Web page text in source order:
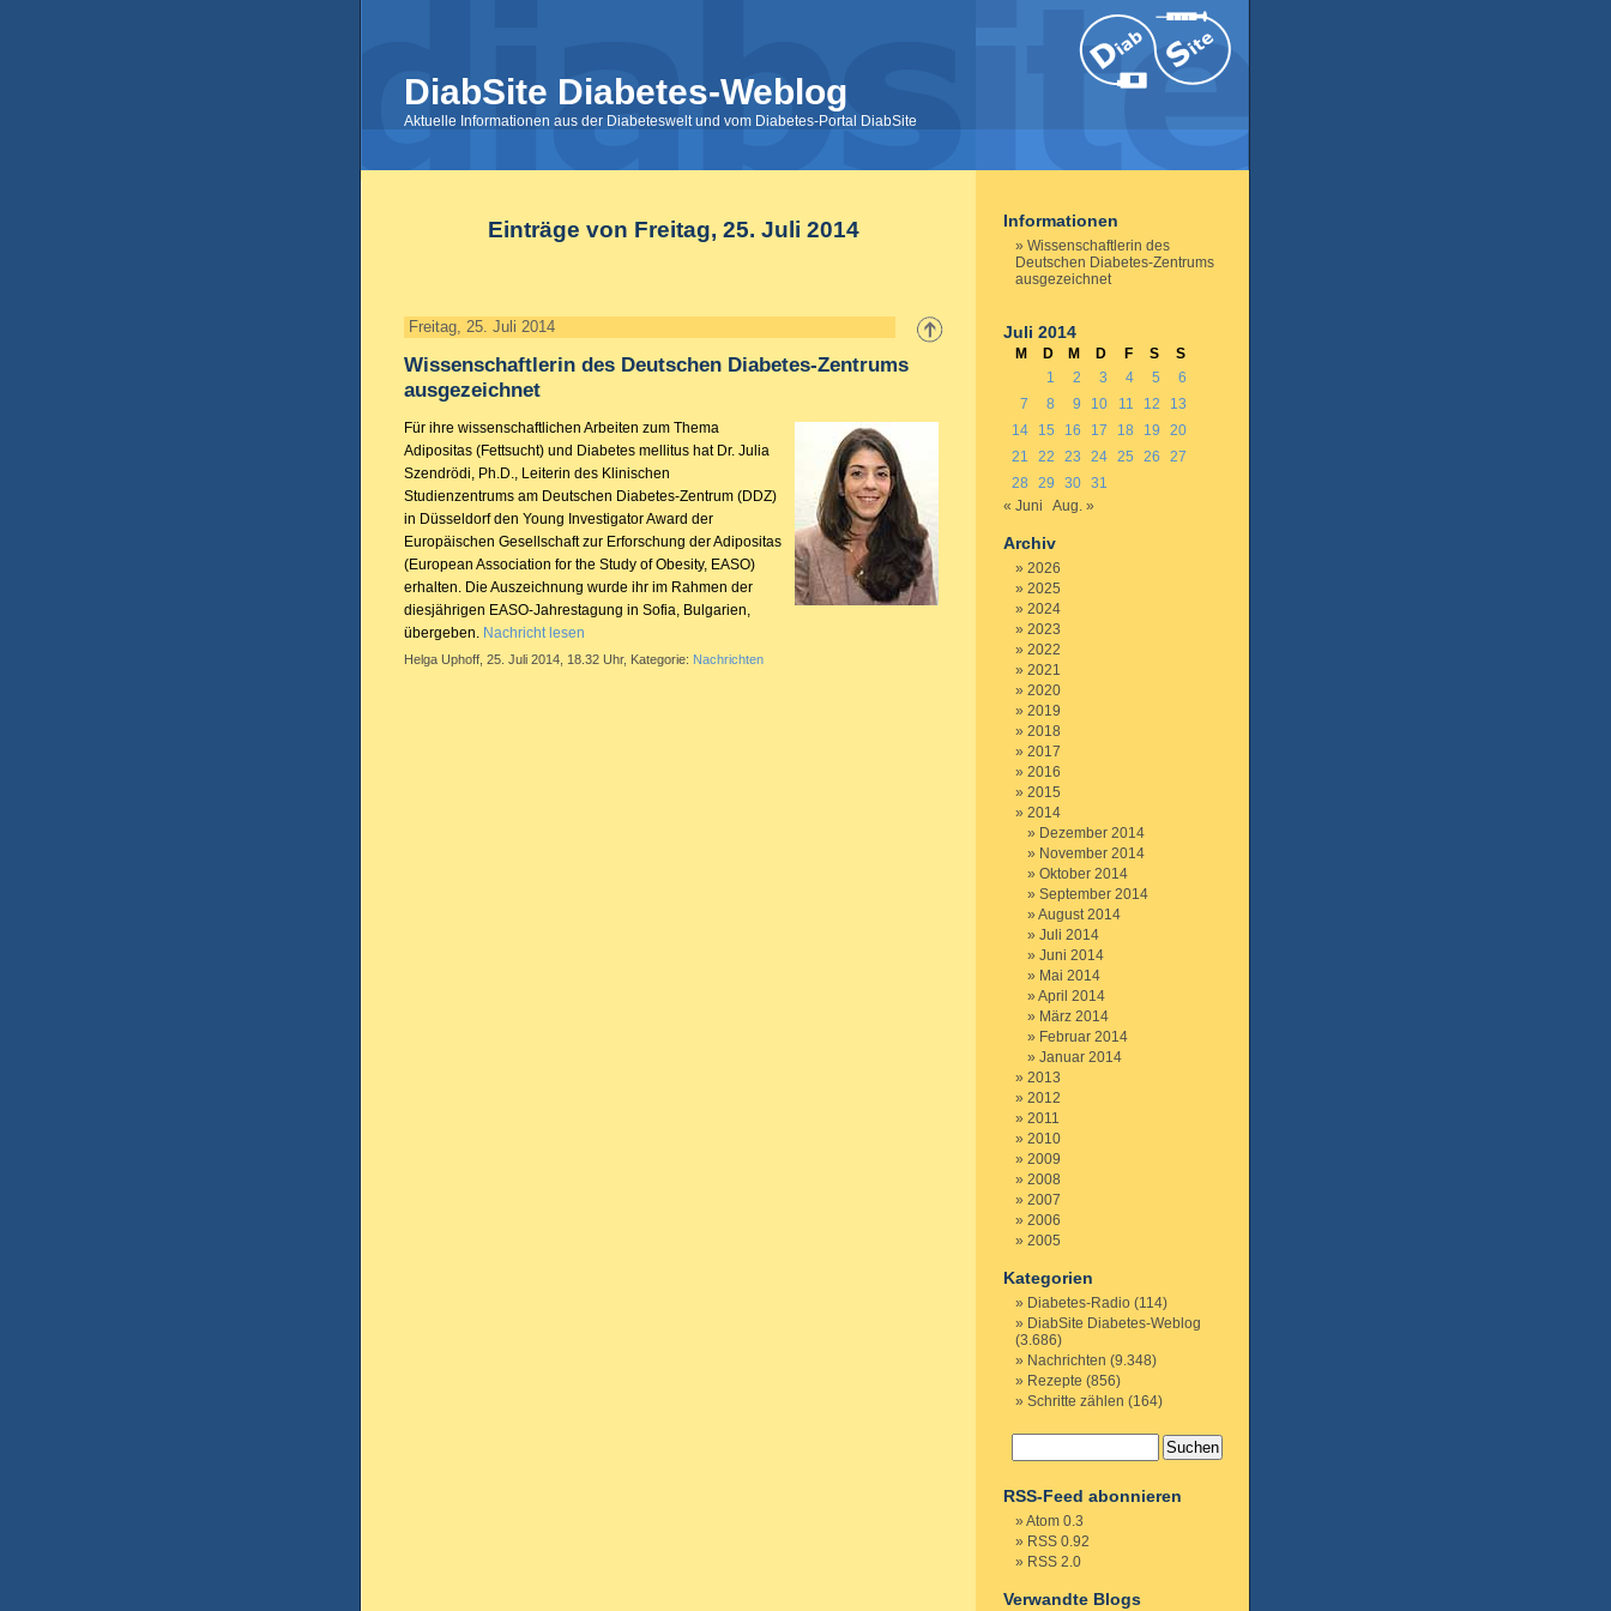
DiabSite Diabetes-Weblog
Aktuelle Informationen aus der Diabeteswelt und vom Diabetes-Portal DiabSite
Einträge von Freitag, 25. Juli 2014
Freitag, 25. Juli 2014
Wissenschaftlerin des Deutschen Diabetes-Zentrums
ausgezeichnet
Für ihre wissenschaftlichen Arbeiten zum Thema
Adipositas (Fettsucht) und Diabetes mellitus hat Dr. Julia
Szendrödi, Ph.D., Leiterin des Klinischen
Studienzentrums am Deutschen Diabetes-Zentrum (DDZ)
in Düsseldorf den Young Investigator Award der
Europäischen Gesellschaft zur Erforschung der Adipositas
(European Association for the Study of Obesity, EASO)
erhalten. Die Auszeichnung wurde ihr im Rahmen der
diesjährigen EASO-Jahrestagung in Sofia, Bulgarien,
übergeben. Nachricht lesen
Helga Uphoff, 25. Juli 2014, 18.32 Uhr, Kategorie: Nachrichten
Informationen
Wissenschaftlerin des
Deutschen Diabetes-Zentrums
ausgezeichnet
Juli 2014
M D M D F S
S
1
2 3 4 5
6
7
8 9 10 11 12
13
14
15 16 17 18 19
20
21
22 23 24 25 26
27
28
29 30 31
« Juni
Aug. »
Archiv
2026
2025
2024
2023
2022
2021
2020
2019
2018
2017
2016
2015
2014
Dezember 2014
November 2014
Oktober 2014
September 2014
August 2014
Juli 2014
Juni 2014
Mai 2014
April 2014
März 2014
Februar 2014
Januar 2014
2013
2012
2011
2010
2009
2008
2007
2006
2005
Kategorien
Diabetes-Radio (114)
DiabSite Diabetes-Weblog
(3.686)
Nachrichten (9.348)
Rezepte (856)
Schritte zählen (164)
RSS-Feed abonnieren
Atom 0.3
RSS 0.92
RSS 2.0
Verwandte Blogs